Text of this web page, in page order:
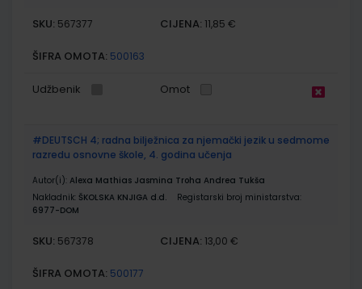
SKU: 567377 CIJENA: 11,85 €
ŠIFRA OMOTA: 500163
Udžbenik Omot
#DEUTSCH 4; radna bilježnica za njemački jezik u sedmome
razredu osnovne škole, 4. godina učenja
Autor(i): Alexa Mathias Jasmina Troha Andrea Tukša
Nakladnik: ŠKOLSKA KNJIGA d.d.
Registarski broj ministarstva:
6977-DOM
SKU: 567378 CIJENA: 13,00 €
ŠIFRA OMOTA: 500177